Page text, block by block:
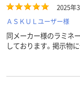
2025年
ＡＳＫＵＬユーザー様
同メーカー様のラミネ
しております。掲示物